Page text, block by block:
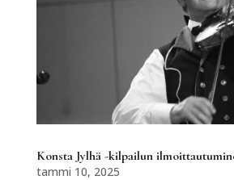
Konsta Jylhä -kilpailun
tammi 10, 2025